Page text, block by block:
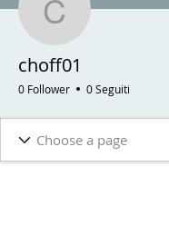
choff01
choff01
0 Follower 0 Seguiti